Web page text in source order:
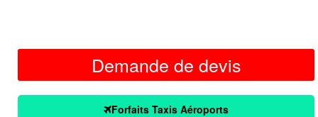
Demande de devis
Forfaits Taxis Aéroports